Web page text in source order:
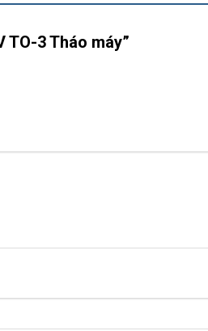
TO-3 Tháo máy”